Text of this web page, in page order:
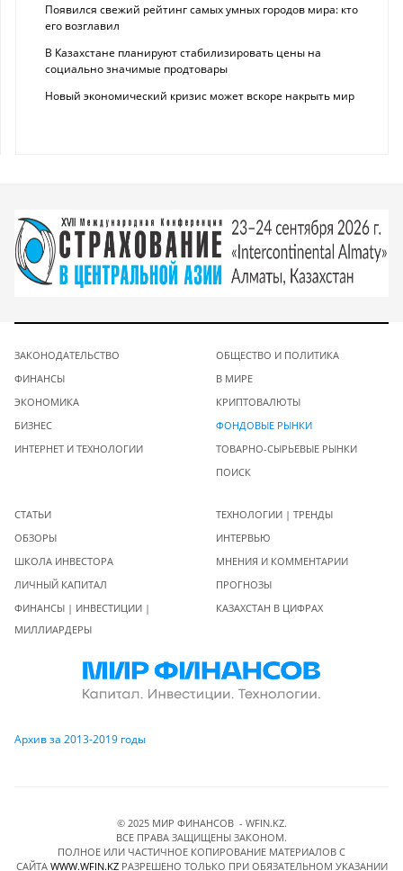
Появился свежий рейтинг самых умных городов мира: кто
его возглавил
В Казахстане планируют стабилизировать цены на
социально значимые продтовары
Новый экономический кризис может вскоре накрыть мир
ЗАКОНОДАТЕЛЬСТВО
ФИНАНСЫ
ЭКОНОМИКА
БИЗНЕС
ИНТЕРНЕТ И ТЕХНОЛОГИИ
ОБЩЕСТВО И ПОЛИТИКА
В МИРЕ
КРИПТОВАЛЮТЫ
ФОНДОВЫЕ РЫНКИ
ТОВАРНО-СЫРЬЕВЫЕ РЫНКИ
ПОИСК
СТАТЬИ
ОБЗОРЫ
ШКОЛА ИНВЕСТОРА
ЛИЧНЫЙ КАПИТАЛ
ФИНАНСЫ | ИНВЕСТИЦИИ |
МИЛЛИАРДЕРЫ
ТЕХНОЛОГИИ | ТРЕНДЫ
ИНТЕРВЬЮ
МНЕНИЯ И КОММЕНТАРИИ
ПРОГНОЗЫ
КАЗАХСТАН В ЦИФРАХ
Архив за 2013-2019 годы
© 2025 МИР ФИНАНСОВ - WFIN.KZ.
ВСЕ ПРАВА ЗАЩИЩЕНЫ ЗАКОНОМ.
ПОЛНОЕ ИЛИ ЧАСТИЧНОЕ КОПИРОВАНИЕ МАТЕРИАЛОВ C
САЙТА WWW.WFIN.KZРАЗРЕШЕНО ТОЛЬКО ПРИ ОБЯЗАТЕЛЬНОМ УКАЗАНИИ